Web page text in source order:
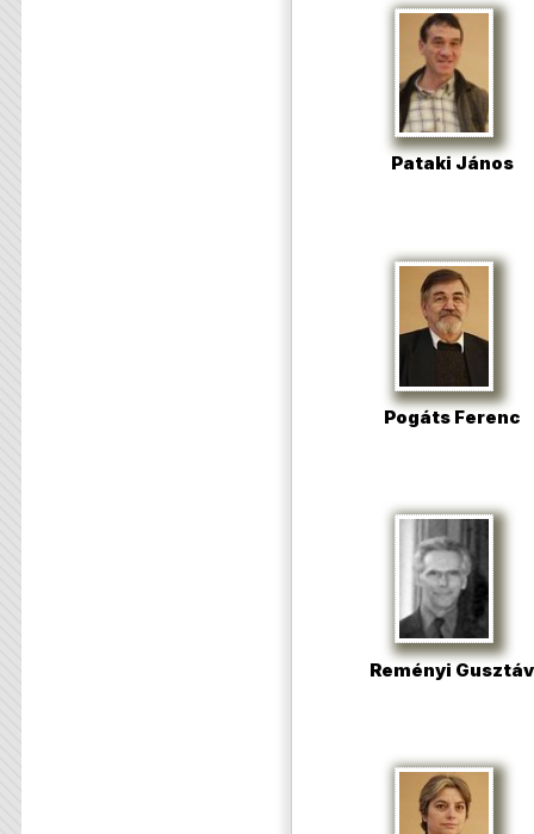
Pataki János
Pogáts Ferenc
Reményi Gusztáv